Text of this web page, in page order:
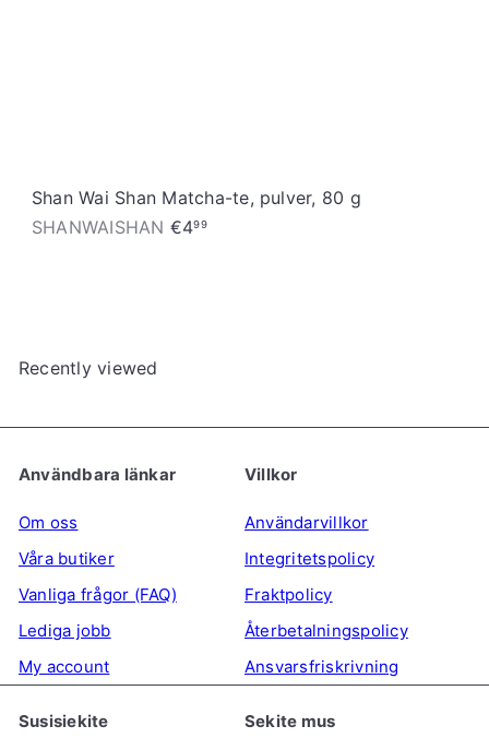
Shan Wai Shan Matcha-te, pulver, 80 g
SHANWAISHAN €499
Recently viewed
Användbara länkar
Om oss
Våra butiker
Vanliga frågor (FAQ)
Lediga jobb
My account
Villkor
Användarvillkor
Integritetspolicy
Fraktpolicy
Återbetalningspolicy
Ansvarsfriskrivning
Susisiekite Sekite mus